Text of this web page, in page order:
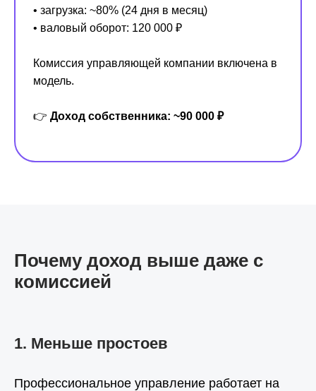
• загрузка: ~80% (24 дня в месяц)
• валовый оборот: 120 000 ₽
Комиссия управляющей компании включена в
модель.
👉 Доход собственника: ~90 000 ₽
Почему доход выше даже с
комиссией
1. Меньше простоев
Профессиональное управление работает на